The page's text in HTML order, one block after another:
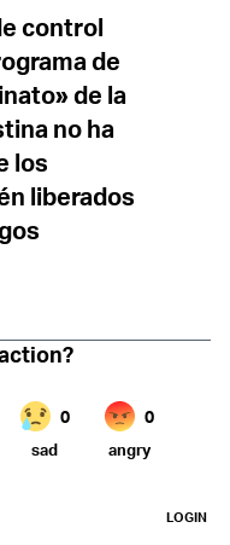
control
de
de la
no ha
los
liberados